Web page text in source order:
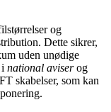
og
Dette sikrer,
uden unødige
national aviserog
skabelser, som kan